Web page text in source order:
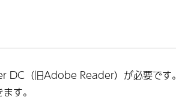
（旧Adobe Reader）が必要です。
す。